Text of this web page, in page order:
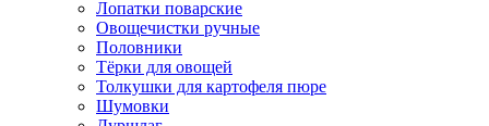
Лопатки поварские
Овощечистки ручные
Половники
Тёрки для овощей
Толкушки для картофеля пюре
Шумовки